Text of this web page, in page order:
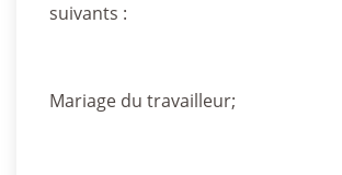
suivants :
Mariage du travailleur;